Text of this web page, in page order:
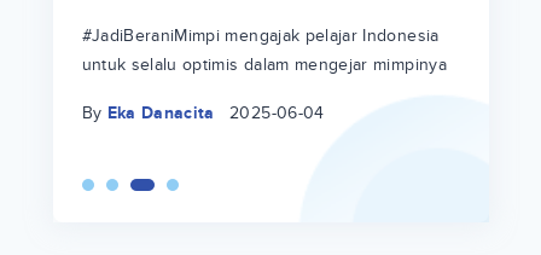
#JadiBeraniMimpi
#JadiBeraniMimpi mengajak pelajar Indonesia
untuk selalu optimis dalam mengejar mimpinya
By Eka Danacita 2025-06-04